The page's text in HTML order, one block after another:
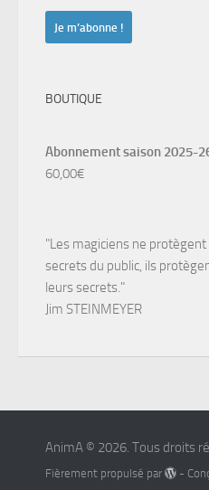
BOUTIQUE
Abonnement saison 2025-
60,00€
"Les magiciens ne
secrets du public, ils
leurs secrets."
Jim STEINMEYER
AnimA © 2026. Tous droits
Fièrement propulsé par -